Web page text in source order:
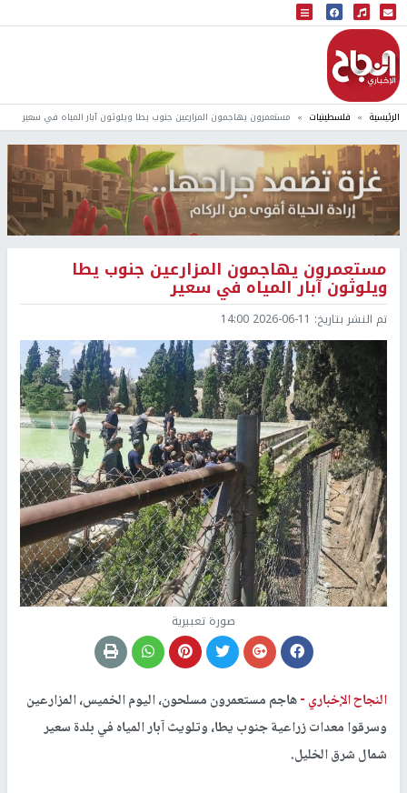
البث المباشر
إذاعة النجاح
الرئيسية فلسطينيات مستعمرون يهاجمون المزارعين جنوب يطا ويلوثون آبار المياه في سعير
مستعمرون يهاجمون المزارعين جنوب يطا
ويلوثون آبار المياه في سعير
تم النشر بتاريخ: 2026-06-11 14:00
صورة تعبيرية
النجاح الإخباري -هاجم مستعمرون مسلحون، اليوم الخميس، المزارعين
وسرقوا معدات زراعية جنوب يطا، وتلويث آبار المياه في بلدة سعير
شمال شرق الخليل.